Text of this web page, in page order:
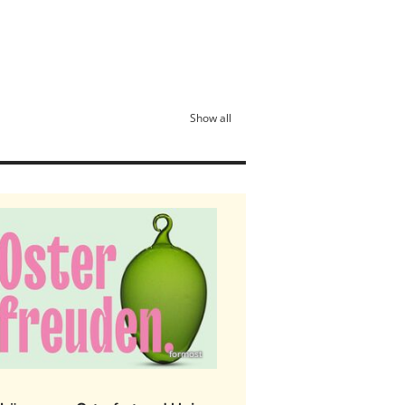
Show all
formost